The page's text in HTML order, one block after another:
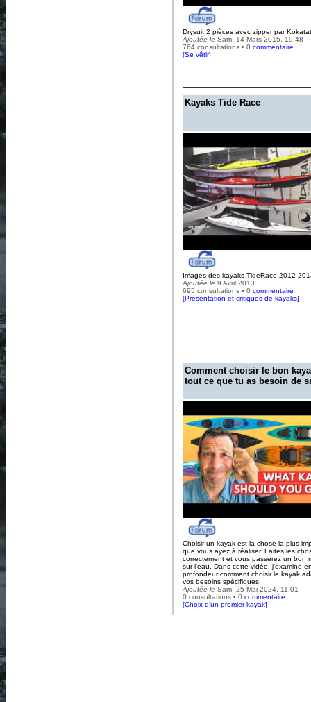
Drysuit 2 pièces avec zipper par Kokatat
Ajoutée le Sam. 14 Mars 2015, 19:48
764 consultations • 0 commentaire
[Se vêtir]
Kayaks Tide Race
Images des kayaks TideRace 2012-
Ajoutée le 9 Avril 2013
695 consultations • 0 commentaire
[Présentation et critiques de kayaks]
Comment choisir le bon
tout ce que tu as besoin de
Choisir un kayak est la chose la plus
que vous ayez à réaliser. Faites les
correctement et vous passerez un bon
sur l'eau. Dans cette vidéo, j'examine
profondeur comment choisir le kayak
vos besoins spécifiques.
Ajoutée le Sam. 25 Mai 2024, 11:01
0 consultations • 0 commentaire
[Choix d'un premier kayak]